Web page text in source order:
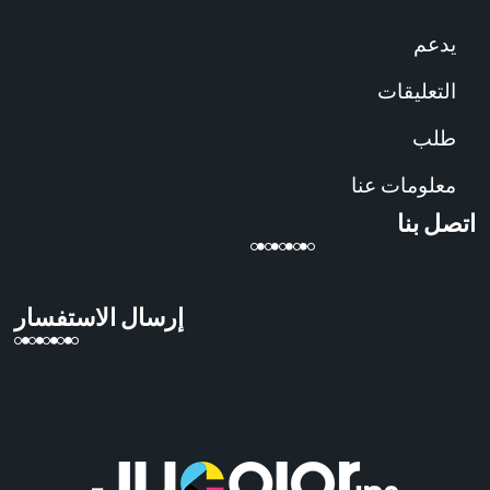
يدعم
التعليقات
طلب
معلومات عنا
اتصل بنا
إرسال الاستفسار